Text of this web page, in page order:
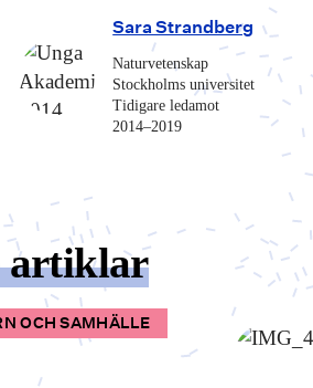
Sara Strandberg
Naturvetenskap
Stockholms universitet
Tidigare ledamot
2014–2019
artiklar
OCH SAMHÄLLE